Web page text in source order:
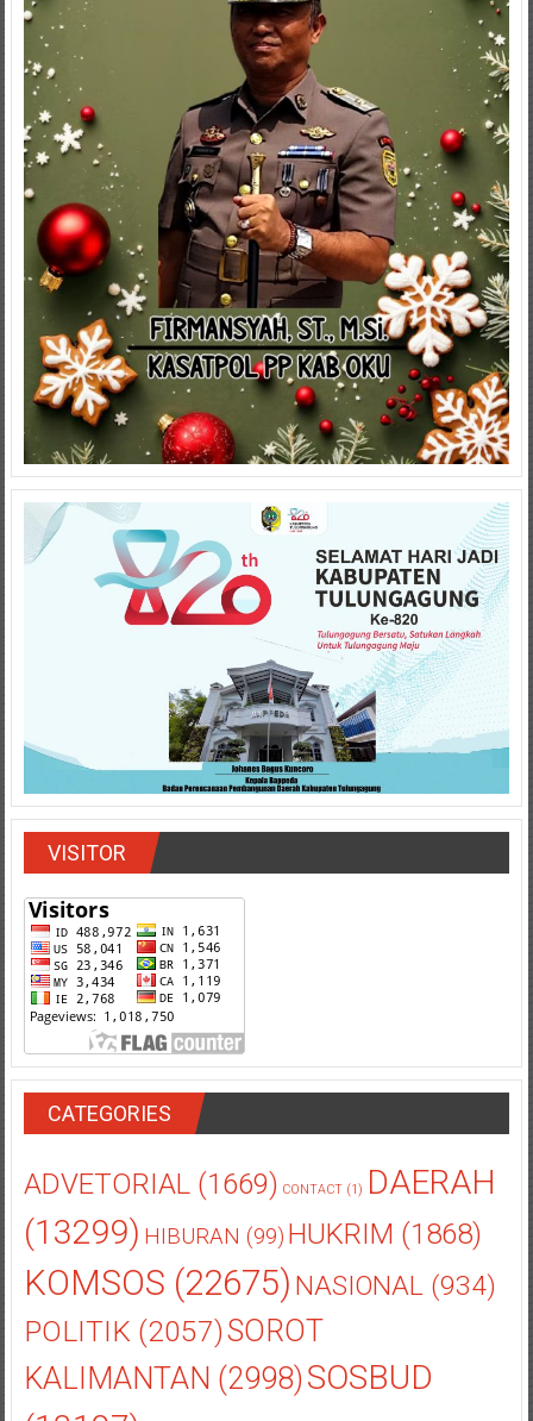
VISITOR
CATEGORIES
ADVETORIAL(1669) CONTACT(1) DAERAH
(13299) HIBURAN (99) HUKRIM (1868)
KOMSOS (22675) NASIONAL(934)
POLITIK(2057)SOROT
KALIMANTAN (2998)SOSBUD